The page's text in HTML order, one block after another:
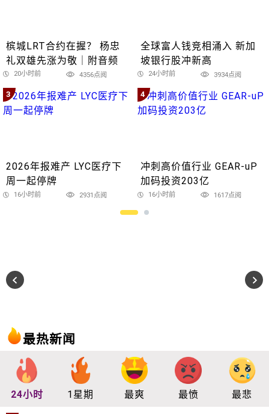
槟城LRT合约在握？ 杨忠
礼双雄先涨为敬｜附音频
20小时前 4356点阅
全球富人钱竞相涌入 新加
坡银行股冲新高
24小时前 3934点阅
3
2026年报难产 LYC医疗下
周一起停牌
16小时前 2931点阅
4
冲刺高价值行业 GEAR-uP
加码投资203亿
16小时前 1617点阅
最热新闻
24小时 1星期 最爽 最愤 最悲